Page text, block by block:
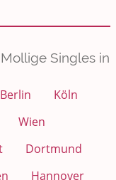
Singles in
Berlin
Köln
Wien
Dortmund
Hannover